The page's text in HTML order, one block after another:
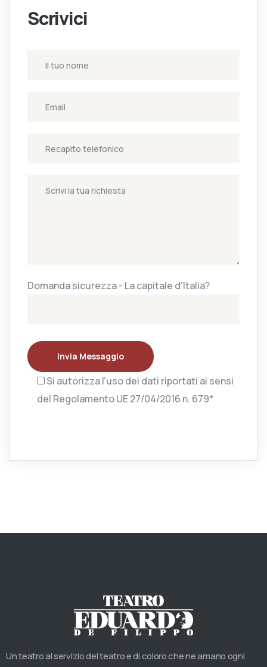
Scrivici
Domanda sicurezza - La capitale d'Italia?
Invia Messaggio
Si autorizza l’uso dei dati riportati ai sensi
del Regolamento UE 27/04/2016 n. 679*
Un teatro al servizio del teatro e di coloro che ne amano ogni